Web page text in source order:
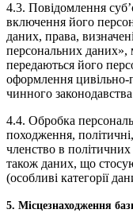
4.3. Повідомлення
включення його
даних, права,
персональних даних»,
передаються його
оформлення цивільно-
чинного
4.4. Обробка
походження, політичні,
членство в політичних
також даних, що
(особливі категорії
5. Місцезнаходження